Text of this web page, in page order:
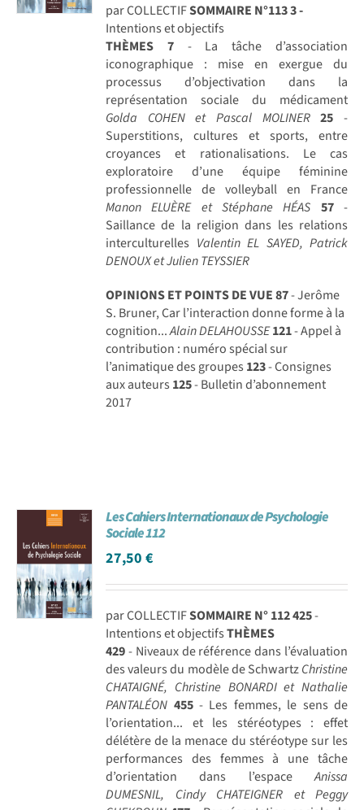
par COLLECTIFSOMMAIRE N°1133 -
Intentions et objectifs
THÈMES
7- La tâche d’association
iconographique : mise en exergue du
processus d’objectivation dans la
représentation sociale du médicament
Golda COHEN et Pascal MOLINER 25 -
Superstitions, cultures et sports, entre
croyances et rationalisations. Le cas
exploratoire d’une équipe féminine
professionnelle de volleyball en France
Manon ELUÈRE et Stéphane HÉAS 57-
Saillance de la religion dans les relations
interculturelles Valentin EL SAYED, Patrick
DENOUX et Julien TEYSSIER
OPINIONS ET POINTS DE VUE87- Jerôme
S. Bruner, Car l’interaction donne forme à la
cognition...Alain DELAHOUSSE121- Appel à
contribution : numéro spécial sur
l’animatique des groupes 123- Consignes
aux auteurs 125- Bulletin d’abonnement
2017
Les Cahiers Internationaux de Psychologie
Sociale 112
27,50€
par COLLECTIFSOMMAIRE N° 112425-
Intentions et objectifsTHÈMES
429- Niveaux de référence dans l’évaluation
des valeurs du modèle de SchwartzChristine
CHATAIGNÉ, Christine BONARDI et Nathalie
PANTALÉON 455- Les femmes, le sens de
l’orientation... et les stéréotypes : effet
délétère de la menace du stéréotype sur les
performances des femmes à une tâche
d’orientation dans l’espaceAnissa
DUMESNIL, Cindy CHATEIGNER et Peggy